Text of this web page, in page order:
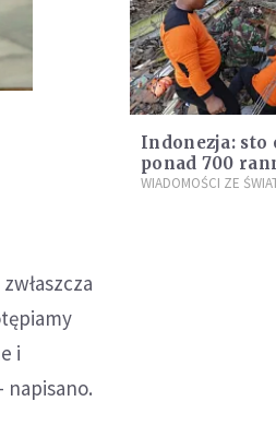
i
Indonezja: sto
ponad 700
ziemi
WIADOMOŚCI ZE